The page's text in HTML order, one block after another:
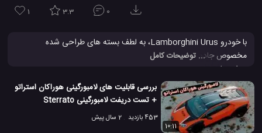
1 3.3 0
با خودرو Lamborghini Urus، به لطف بسته های طراحی شده
مخصوص جاده های مختلف و یک تایر اختصاصی، شما می توانید به تمام
سطح های مورد نظر خود در رانندگی دست پیدا کنید. این
کنید و بیشتر در مورد قابیلیت خودروهای سوپر اسپورت لامبورگینی بدانید.
#
Lamborghini
#
Lamborghini URUS
#
Lamborghini URUS 2019
#
Urus
... توضیحات کامل
بررسی قابلیت های لامبورگینی هوراکان استراتو
+ تست دریفت لامبورگینی Sterrato
453 بازدید
2 سال پیش
10:11